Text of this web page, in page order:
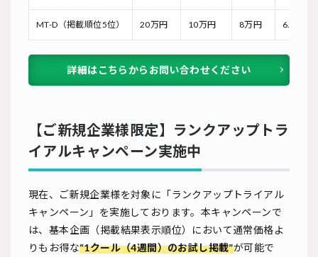
MT-D（掲載順位5位） 20万円 10万円 8万円 6.4万円
詳細はこちらからお問い合わせください
【ご新規企業様限定】ランクアップトラ
イアルキャンペーン実施中
現在、ご新規企業様を対象に「ランクアップトライアル
キャンペーン」を実施しております。本キャンペーンで
は、基本企画（掲載結果表示順位）において通常価格よ
りもお得な“1クール（4週間）のお試し掲載”が可能で